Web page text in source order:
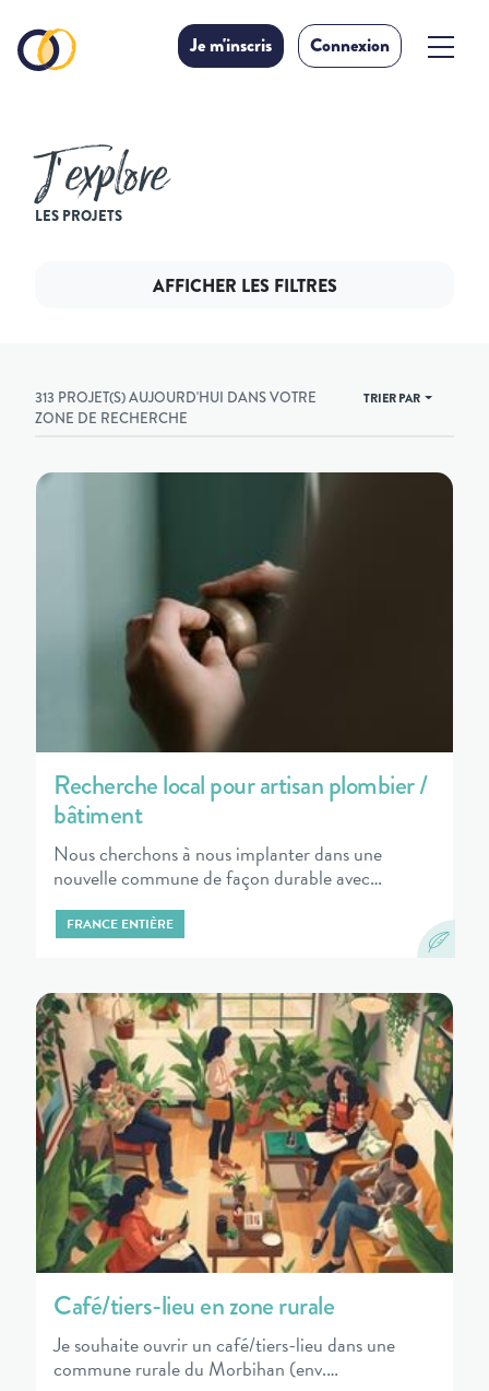
Je m'inscris Connexion
J’explore
LES PROJETS
AFFICHER LES FILTRES
313 PROJET(S) AUJOURD'HUI DANS VOTRE
ZONE DE RECHERCHE
TRIER PAR
Recherche local pour artisan plombier /
bâtiment
Nous cherchons à nous implanter dans une
nouvelle commune de façon durable avec…
FRANCE ENTIÈRE
Café/tiers-lieu en zone rurale
Je souhaite ouvrir un café/tiers-lieu dans une
commune rurale du Morbihan (env.…